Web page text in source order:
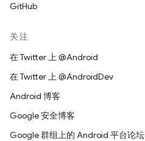
GitHub
关注
在 Twitter 上 @Android
在 Twitter 上 @AndroidDev
Android 博客
Google 安全博客
Google 群组上的 Android 平台论坛